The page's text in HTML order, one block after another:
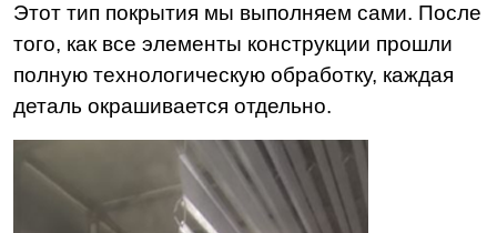
Этот тип покрытия мы выполняем сами. После
того, как все элементы конструкции прошли
полную технологическую обработку, каждая
деталь окрашивается отдельно.